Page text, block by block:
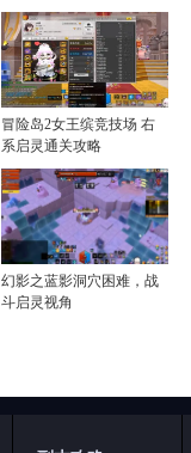
冒险岛2女王缤竞技场 右
系启灵通关攻略
幻影之蓝影洞穴困难，战
斗启灵视角